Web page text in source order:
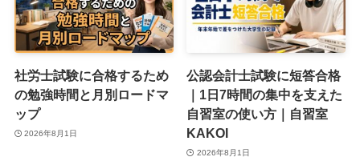
社労士試験に合格するため
の勉強時間と月別ロードマ
ップ
2026年8月1日
公認会計士試験に短答合格
｜1日7時間の集中を支えた
自習室の使い方｜自習室
KAKOI
2026年8月1日